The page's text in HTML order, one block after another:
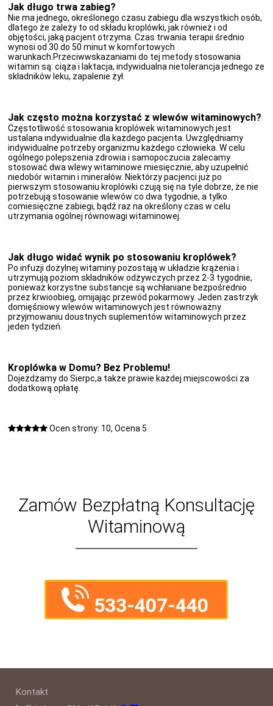
Jak długo trwa zabieg?
Nie ma jednego, określonego czasu zabiegu dla wszystkich osób,
dlatego że zależy to od składu kroplówki, jak również i od
objętości, jaką pacjent otrzyma. Czas trwania terapii średnio
wynosi od 30 do 50 minut w komfortowych
warunkach.Przeciwwskazaniami do tej metody stosowania
witamin są: ciąża i laktacja, indywidualna nietolerancja jednego ze
składników leku, zapalenie żył.
Jak często można korzystać z wlewów witaminowych?
Częstotliwość stosowania kroplówek witaminowych jest
ustalana indywidualnie dla każdego pacjenta. Uwzględniamy
indywidualne potrzeby organizmu każdego człowieka. W celu
ogólnego polepszenia zdrowia i samopoczucia zalecamy
stosować dwa wlewy witaminowe miesięcznie, aby uzupełnić
niedobór witamin i minerałów. Niektórzy pacjenci już po
pierwszym stosowaniu kroplówki czują się na tyle dobrze, że nie
potrzebują stosowanie wlewów co dwa tygodnie, a tylko
comiesięczne zabiegi, bądź raz na określony czas w celu
utrzymania ogólnej równowagi witaminowej.
Jak długo widać wynik po stosowaniu kroplówek?
Po infuzji dożylnej witaminy pozostają w układzie krążenia i
utrzymują poziom składników odżywczych przez 2-3 tygodnie,
ponieważ korzystne substancje są wchłaniane bezpośrednio
przez krwioobieg, omijając przewód pokarmowy. Jeden zastrzyk
domięśniowy wlewów witaminowych jest równoważny
przyjmowaniu doustnych suplementów witaminowych przez
jeden tydzień.
Kroplówka w Domu? Bez Problemu!
Dojeżdżamy do Sierpc,a także prawie każdej miejscowości za
dodatkową opłatę.
Ocen strony: 10, Ocena 5
Zamów Bezpłatną Konsultację
Witaminową
533-407-440
Kontakt